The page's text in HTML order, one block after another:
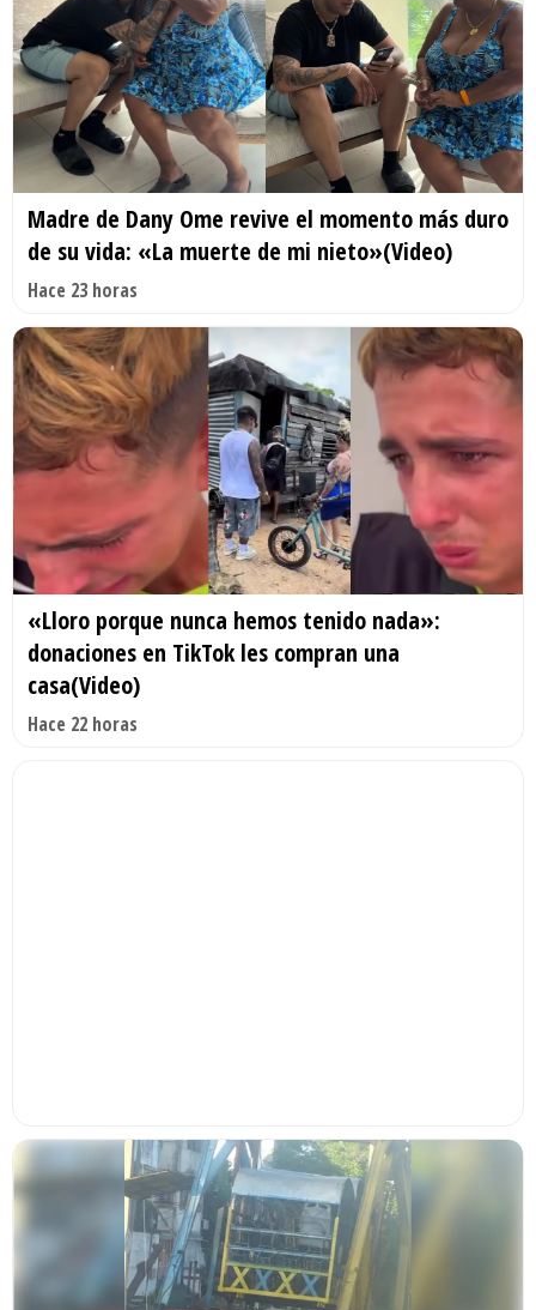
Madre de Dany Ome revive el momento más duro
de su vida: «La muerte de mi nieto»(Video)
Hace 23 horas
«Lloro porque nunca hemos tenido nada»:
donaciones en TikTok les compran una
casa(Video)
Hace 22 horas